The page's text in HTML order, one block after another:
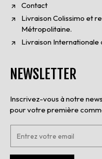
Contact
Livraison Colissimo et
Métropolitaine.
Livraison
NEWSLETTER
Inscrivez-vous à notre
pour votre première
t